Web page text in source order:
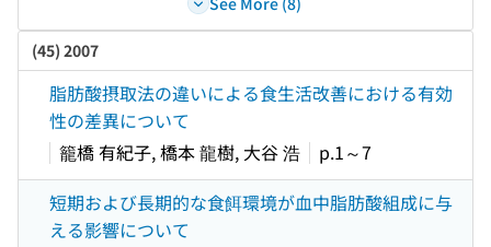
(45) 2007
脂肪酸摂取法の違いによる食生活改善における有効
性の差異について
籠橋 有紀子, 橋本 龍樹, 大谷 浩
p.1～7
短期および長期的な食餌環境が血中脂肪酸組成に与
える影響について